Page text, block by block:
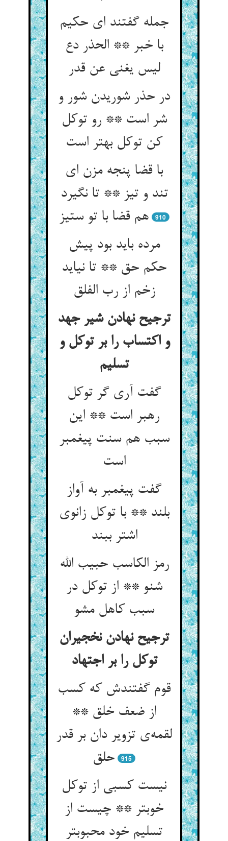
جمله گفتند ای حکیم
با خبر ** الحذر دع
لیس یغنی عن قدر
در حذر شوریدن شور و
شر است ** رو توکل
با قضا پنجه مزن ای
تند و تیز ** تا نگیرد
هم قضا با تو ستیز
910
مرده باید بود پیش
حکم حق ** تا نیاید
زخم از رب الفلق‌‌
ترجیح نهادن شیر جهد
و اکتساب را بر توکل و
گفت آری گر توکل
رهبر است ** این
سبب هم سنت پیغمبر
است‌‌
گفت پیغمبر به آواز
بلند ** با توکل زانوی
اشتر ببند
رمز الکاسب حبیب الله
شنو ** از توکل در
سبب کاهل مشو
ترجیح نهادن نخجیران
توکل را بر اجتهاد
قوم گفتندش که کسب
از ضعف خلق **
لقمه‌‌ی تزویر دان بر قدر
915
نیست کسبی از توکل
خوبتر ** چیست از
تسلیم خود محبوبتر